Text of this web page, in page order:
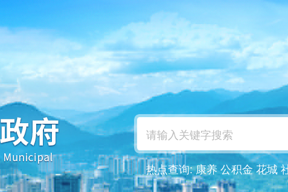
热点查询:康养 公积金 花城